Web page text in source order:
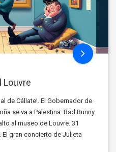
Louvre
de Cállate!. El Gobernador de
se va a Palestina. Bad Bunny
al museo de Louvre. 31
El gran concierto de Julieta